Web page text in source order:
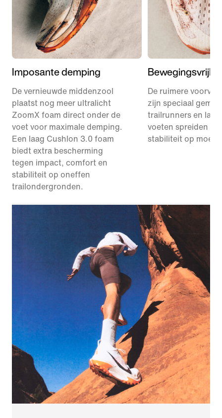
Imposante demping
De vernieuwde middenzool
plaatst nog meer ultralicht
ZoomX foam direct onder de
voet voor maximale demping.
Een laag Cushlon 3.0 foam
biedt extra bescherming
tegen impact, comfort en
stabiliteit op oneffen
trailondergronden.
De ruimere
zijn speciaal
trailrunners en
voeten spreiden
stabiliteit op